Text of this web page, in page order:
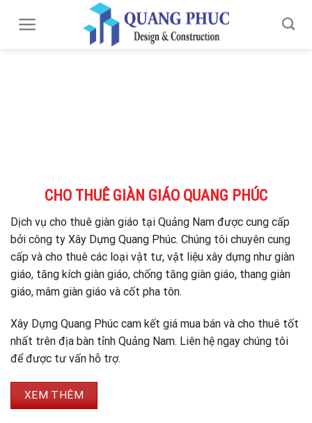
CHO THUÊ GIÀN GIÁO QUANG PHÚC
Dịch vụ cho thuê giàn giáo tại Quảng Nam được cung cấp
bởi công ty Xây Dựng Quang Phúc. Chúng tôi chuyên cung
cấp và cho thuê các loại vật tư, vật liệu xây dựng như giàn
giáo, tăng kích giàn giáo, chống tăng giàn giáo, thang giàn
giáo, mâm giàn giáo và cốt pha tôn.
Xây Dựng Quang Phúc cam kết giá mua bán và cho thuê tốt
nhất trên địa bàn tỉnh Quảng Nam. Liên hệ ngay chúng tôi
để được tư vấn hỗ trợ.
XEM THÊM